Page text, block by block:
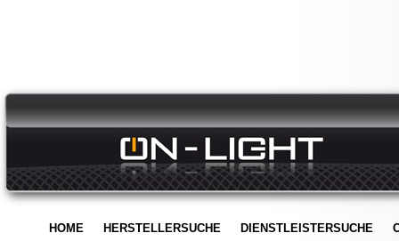
HOME HERSTELLERSUCHE DIENSTLEISTERSUCHE